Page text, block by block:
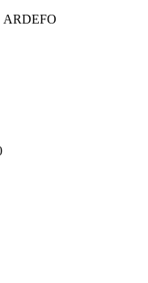
ARDEFO